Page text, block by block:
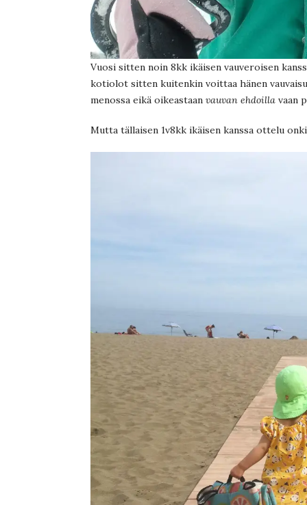
Vuosi sitten noin 8kk ikäisen vauveroisen
kotiolot sitten kuitenkin voittaa hänen
menossa eikä oikeastaan vauvan ehdoilla vaan
Mutta tällaisen 1v8kk ikäisen kanssa ottelu